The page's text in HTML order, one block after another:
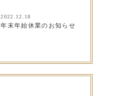
2022.12.18
年末年始休業のお知らせ